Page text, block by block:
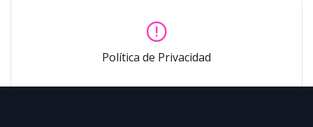
Política de Privacidad